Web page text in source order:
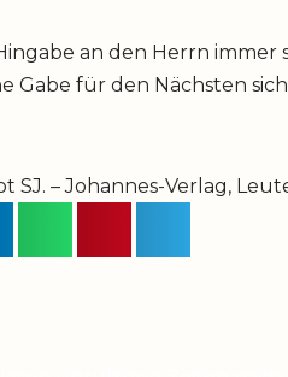
an den Herrn
Gabe für den Nächsten
SJ. – Johannes-Verlag,